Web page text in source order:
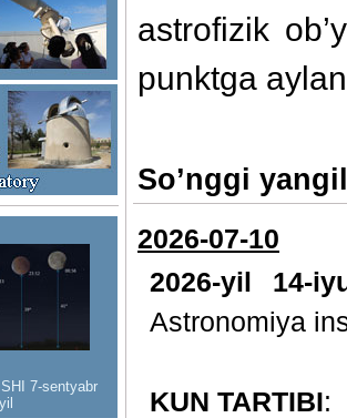
7-sentyabr
astrofizik
punktga
So’nggi
2026-07-10
2026-yil 14-
Astronomiya
KUN TARTIBI: